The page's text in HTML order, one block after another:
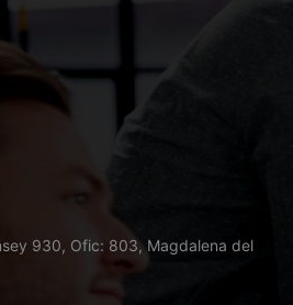
930, Ofic: 803, Magdalena del